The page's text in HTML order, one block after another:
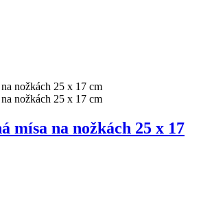
mísa na nožkách 25 x 17